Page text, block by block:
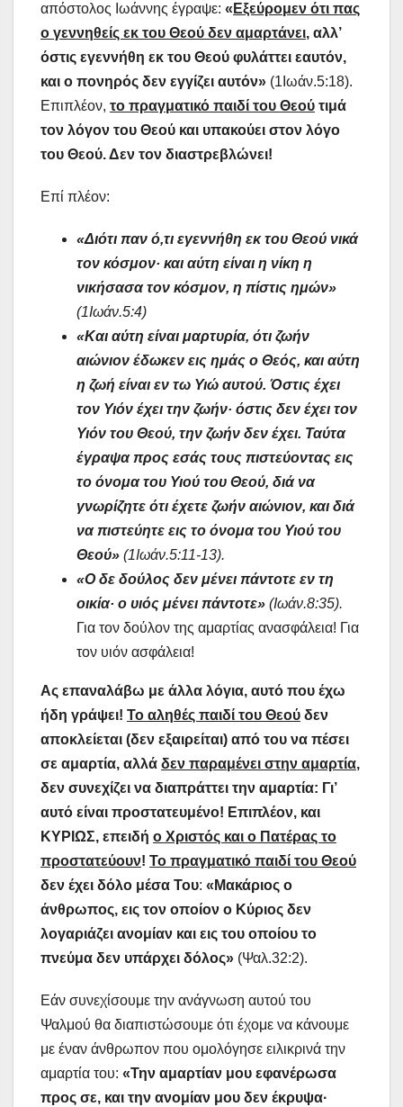
απόστολος Ιωάννης έγραψε: « Εξεύρομεν ότι πας
ο γεννηθείς εκ του Θεού δεν αμαρτάνει, αλλ’
όστις εγεννήθη εκ του Θεού φυλάττει εαυτόν,
και ο πονηρός δεν εγγίζει αυτόν» (1Ιωάν.5:18).
Επιπλέον, το πραγματικό παιδί του Θεού τιμά
τον λόγον του Θεού και υπακούει στον λόγο
του Θεού.Δεν τον διαστρεβλώνει!
Επί πλέον:
«Διότι παν ό,τι εγεννήθη εκ του Θεού νικά
τον κόσμον· και αύτη είναι η νίκη η
νικήσασα τον κόσμον, η πίστις ημών»
(1Ιωάν.5:4)
«Και αύτη είναι μαρτυρία, ότι ζωήν
αιώνιον έδωκεν εις ημάς ο Θεός, και αύτη
η ζωή είναι εν τω Υιώ αυτού. Όστις έχει
τον Υιόν έχει την ζωήν· όστις δεν έχει τον
Υιόν του Θεού, την ζωήν δεν έχει. Ταύτα
έγραψα προς εσάς τους πιστεύοντας εις
το όνομα του Υιού του Θεού, διά να
γνωρίζητε ότι έχετε ζωήν αιώνιον, και διά
να πιστεύητε εις το όνομα του Υιού του
Θεού» (1Ιωάν.5:11-13).
«Ο δε δούλος δεν μένει πάντοτε εν τη
οικία· ο υιός μένει πάντοτε» (Ιωάν.8:35).
Για τον δούλον της αμαρτίας ανασφάλεια! Για
τον υιόν ασφάλεια!
Ας επαναλάβω με άλλα λόγια, αυτό που έχω
ήδη γράψει! Το αληθές παιδί του Θεού δεν
αποκλείεται (δεν εξαιρείται) από του να πέσει
σε αμαρτία, αλλά δεν παραμένει στην αμαρτία,
δεν συνεχίζει να διαπράττει την αμαρτία: Γι’
αυτό είναι προστατευμένο! Επιπλέον, και
ΚΥΡΙΩΣ, επειδή ο Χριστός και ο Πατέρας το
προστατεύουν! Το πραγματικό παιδί του Θεού
δεν έχει δόλο μέσα Του: «Μακάριος ο
άνθρωπος, εις τον οποίον ο Κύριος δεν
λογαριάζει ανομίαν και εις του οποίου το
πνεύμα δεν υπάρχει δόλος» (Ψαλ.32:2).
Εάν συνεχίσουμε την ανάγνωση αυτού του
Ψαλμού θα διαπιστώσουμε ότι έχομε να κάνουμε
με έναν άνθρωπον που ομολόγησε ειλικρινά την
αμαρτία του: «Την αμαρτίαν μου εφανέρωσα
προς σε, και την ανομίαν μου δεν έκρυψα·